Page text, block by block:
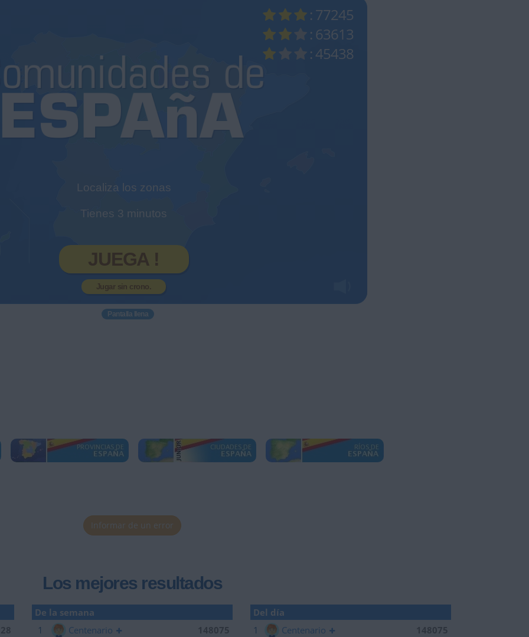
: 77245
: 63613
: 45438
Localiza los zonas
Tienes 3 minutos
JUEGA !
Jugar sin crono.
Pantalla llena
Informar de un error
Los mejores resultados
De la semana
1
Centenario
148075
Del día
1
Centenario
148075